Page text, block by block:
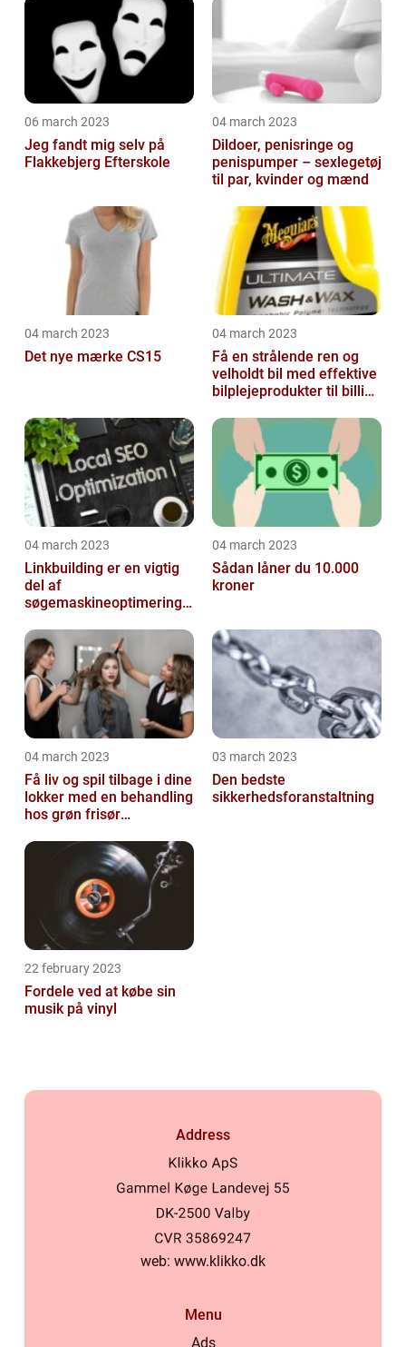
06 march 2023
Jeg fandt mig selv på
Flakkebjerg Efterskole
04 march 2023
Dildoer, penisringe og
penispumper – sexlegetøj
til par, kvinder og mænd
04 march 2023
Det nye mærke CS15
04 march 2023
Få en strålende ren og
velholdt bil med effektive
bilplejeprodukter til billige
04 march 2023
Linkbuilding er en vigtig
del af
søgemaskineoptimeringe
04 march 2023
Sådan låner du 10.000
kroner
04 march 2023
Få liv og spil tilbage i dine
lokker med en behandling
hos grøn frisør
03 march 2023
Den bedste
sikkerhedsforanstaltning
22 february 2023
Fordele ved at købe sin
musik på vinyl
Address
web: www.klikko.dk
Menu
Ads